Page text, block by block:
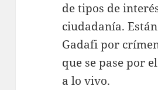
de tipos de
ciudadanía.
Gadafi por
que se pase por
a lo vivo.